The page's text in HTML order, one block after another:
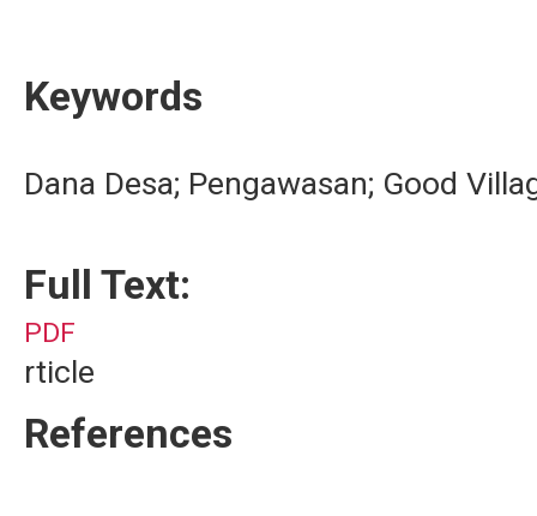
Keywords
Dana Desa; Pengawasan; Good
Full Text:
PDF
rticle
References